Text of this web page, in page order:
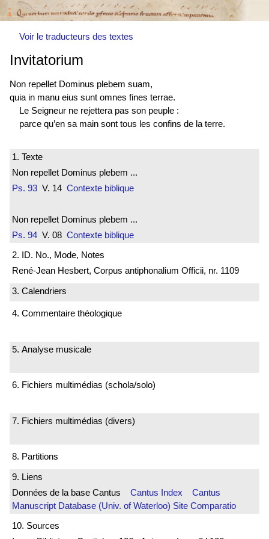
Voir le traducteurs des textes
Invitatorium
Non repellet Dominus plebem suam,
quia in manu eius sunt omnes fines terrae.
Le Seigneur ne rejettera pas son peuple :
parce qu’en sa main sont tous les confins de la terre.
1. Texte
Non repellet Dominus plebem ...
Ps. 93 V. 14 Contexte biblique
Non repellet Dominus plebem ...
Ps. 94 V. 08 Contexte biblique
2. ID. No., Mode, Notes
René-Jean Hesbert, Corpus antiphonalium Officii, nr. 1109
3. Calendriers
4. Commentaire théologique
5. Analyse musicale
6. Fichiers multimédias (schola/solo)
7. Fichiers multimédias (divers)
8. Partitions
9. Liens
Données de la base Cantus Cantus Index
Cantus
Manuscript Database (Univ. of Waterloo) Site Comparatio
10. Sources